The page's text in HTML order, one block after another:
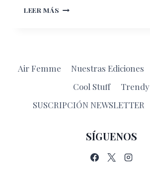
LEER MÁS TATIANA
PISTAS
Air Femme Nuestras Ediciones
Cool Stuff
Trendy
SUSCRIPCIÓN NEWSLETTER
SÍGUENOS